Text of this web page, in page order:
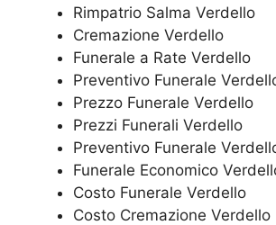
Rimpatrio Salma Verdello
Cremazione Verdello
Funerale a Rate Verdello
Preventivo Funerale
Prezzo Funerale Verdello
Prezzi Funerali Verdello
Preventivo Funerale
Funerale Economico
Costo Funerale Verdello
Costo Cremazione Verdello